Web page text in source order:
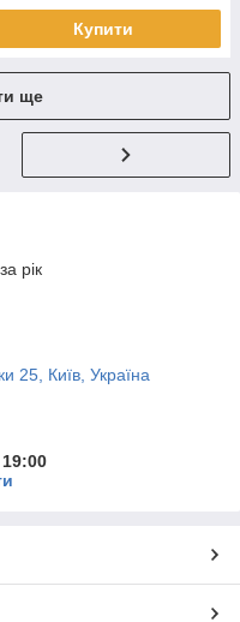
Купити
ще
рік
25, Київ, Україна